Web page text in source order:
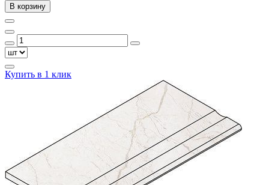
В корзину
Купить в 1 клик